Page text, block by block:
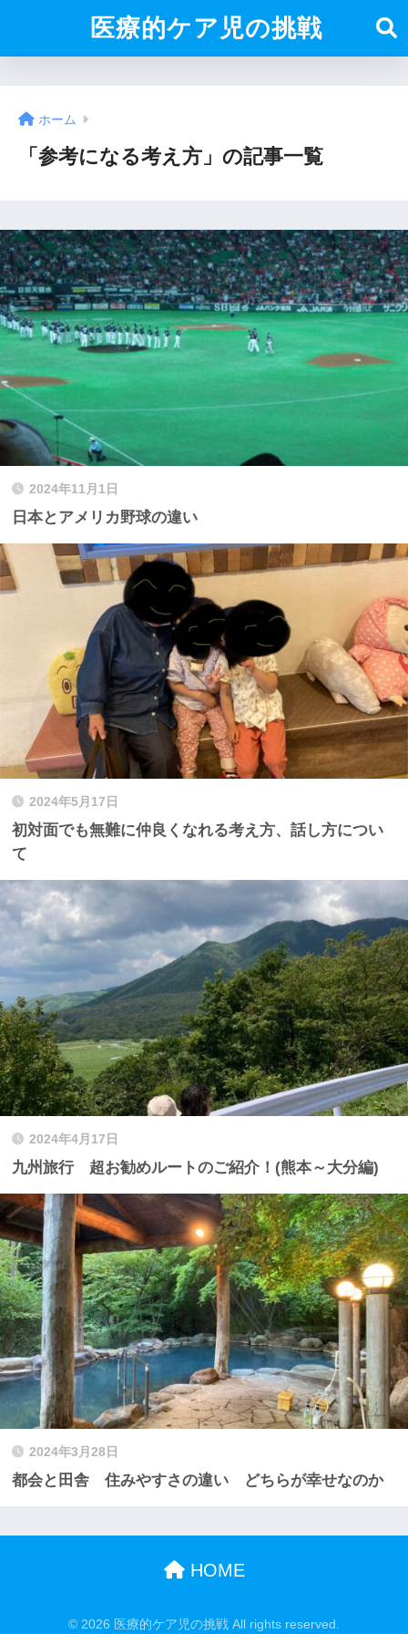
医療的ケア児の挑戦
ホーム
「参考になる考え方」の記事一覧
2024年11月1日
日本とアメリカ野球の違い
2024年5月17日
初対面でも無難に仲良くなれる考え方、話し方につい
て
2024年4月17日
九州旅行 超お勧めルートのご紹介！(熊本～大分編)
2024年3月28日
都会と田舎 住みやすさの違い どちらが幸せなのか
HOME
© 2026 医療的ケア児の挑戦 All rights reserved.